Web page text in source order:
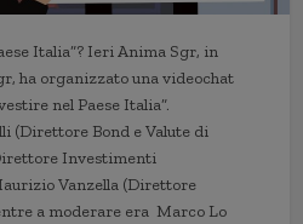
Italia”? Ieri Anima Sgr, in
ha organizzato una videochat
nel Paese Italia”.
(Direttore Bond e Valute di
Investimenti
Vanzella (Direttore
a moderare era Marco Lo